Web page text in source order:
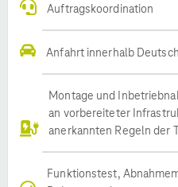
Auftragskoordination
Anfahrt innerhalb
Montage und
an vorbereiteter
anerkannten Regeln der
Funktionstest,